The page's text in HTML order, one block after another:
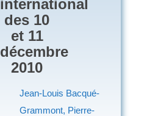
international
des 10
et 11
décembre
2010
Jean-Louis Bacqué-
Grammont, Pierre-